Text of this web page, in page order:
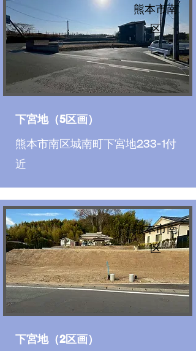
熊本市南
区
下宮地（5区画）
熊本市南区城南町下宮地233-1付
近
熊本市南
区
下宮地（2区画）